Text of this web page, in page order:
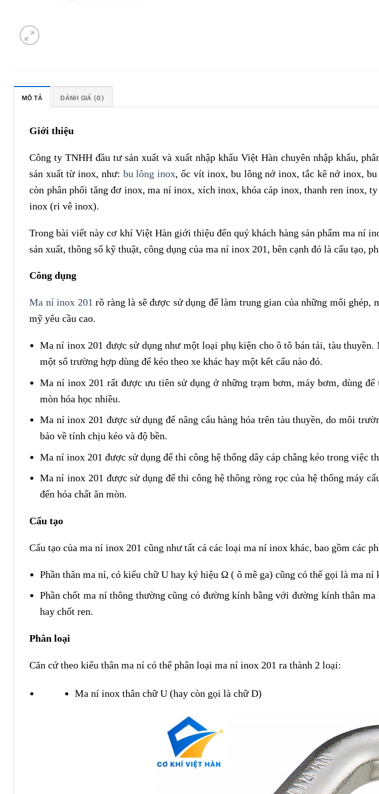
MÔ TẢ ĐÁNH GIÁ (0)
Giới thiệu
Công ty TNHH đầu tư sản xuất và xuất nhập khẩu Việt Hàn chuyên nhập khẩu,
sản xuất từ inox, như: bu lông inox, ốc vít inox, bu lông nở inox, tắc kê nở inox,
còn phân phối tăng đơ inox, ma ní inox, xích inox, khóa cáp inox, thanh ren inox,
inox (ri vê inox).
Trong bài viết này cơ khí Việt Hàn giới thiệu đến quý khách hàng sản phẩm ma ní
sản xuất, thông số kỹ thuật, công dụng của ma ní inox 201, bên cạnh đó là cấu tạo,
Công dụng
Ma ní inox 201 rõ ràng là sẽ được sử dụng để làm trung gian của những mối
mỹ yêu cầu cao.
Ma ní inox 201 được sử dụng như một loại phụ kiện cho ô tô bán tải, tàu
một số trường hợp dùng để kéo theo xe khác hay một kết cấu nào đó.
Ma ní inox 201 rất được ưu tiên sử dụng ở những trạm bơm, máy bơm, dùng
mòn hóa học nhiều.
Ma ní inox 201 được sử dụng để nâng cẩu hàng hóa trên tàu thuyền, do môi
bảo về tính chịu kéo và độ bền.
Ma ní inox 201 được sử dụng để thi công hệ thống dây cáp chằng kéo trong việc
Ma ní inox 201 được sử dụng để thi công hệ thông ròng rọc của hệ thống máy
đến hóa chất ăn mòn.
Cấu tạo
Cấu tạo của ma ní inox 201 cũng như tất cả các loại ma ní inox khác, bao gồm các
Phần thân ma ní, có kiểu chữ U hay ký hiệu Ω ( ô mê ga) cũng có thể gọi là ma ní
Phần chốt ma ní thông thường cũng có đường kính bằng với đường kính thân
hay chốt ren.
Phân loại
Căn cứ theo kiểu thân ma ní có thể phân loại ma ní inox 201 ra thành 2 loại:
Ma ní inox thân chữ U (hay còn gọi là chữ D)